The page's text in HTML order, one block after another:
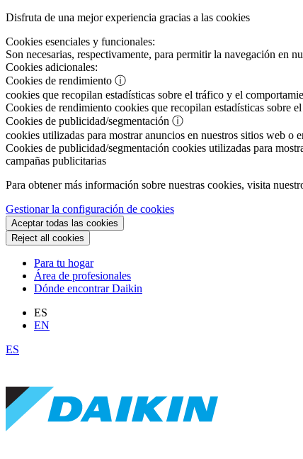
Disfruta de una mejor experiencia gracias a las cookies
Cookies esenciales y funcionales:
Son necesarias, respectivamente, para permitir la navegación en
Cookies adicionales:
Cookies de rendimiento ⓘ
cookies que recopilan estadísticas sobre el tráfico y el
Cookies de rendimiento cookies que recopilan estadísticas sobre
Cookies de publicidad/segmentación ⓘ
cookies utilizadas para mostrar anuncios en nuestros sitios web o
Cookies de publicidad/segmentación cookies utilizadas para
campañas publicitarias
Para obtener más información sobre nuestras cookies, visita
Gestionar la configuración de cookies
Aceptar todas las cookies
Reject all cookies
Para tu hogar
Área de profesionales
Dónde encontrar Daikin
ES
EN
ES